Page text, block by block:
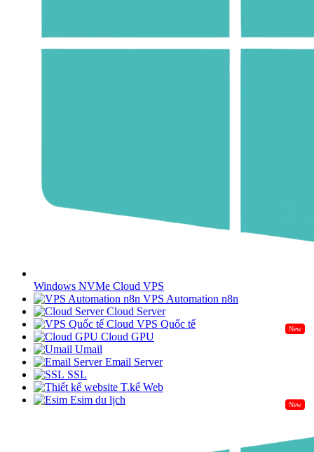
Windows NVMe Cloud VPS
VPS Automation n8n
Cloud Server
Cloud VPS Quốc tế
New
Cloud GPU
Umail
Email Server
SSL
T.kế Web
Esim du lịch
New